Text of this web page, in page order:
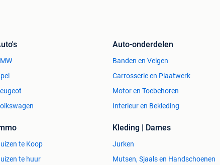
Auto-onderdelen
Banden en Velgen
Carrosserie en Plaatwerk
Motor en Toebehoren
Interieur en Bekleding
te Koop
te huur
Kleding | Dames
Jurken
Mutsen, Sjaals en Handschoenen